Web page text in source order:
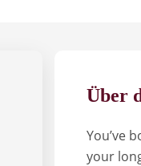
Über
You’ve
your